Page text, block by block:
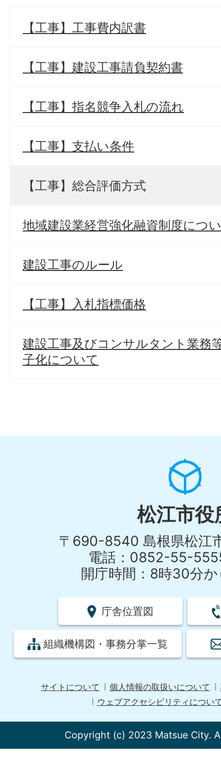
【工事】工事費内訳書
【工事】建設工事請負契約書
【工事】指名競争入札の流れ
【工事】支払い条件
【工事】総合評価方式
地域建設業経営強化融資制度につ
建設工事のルール
【工事】入札指標価格
建設工事及びコンサルタント業務
子化について
松江市役
〒690-8540 島根県松江
電話：0852-55-
開庁時間：8時30分か
庁舎位置図
組織機構図・事務分掌一覧
サイトについて 個人情報の取扱いについて
ウェブアクセシビリティについ
Copyright (c) 2023 Matsue City.